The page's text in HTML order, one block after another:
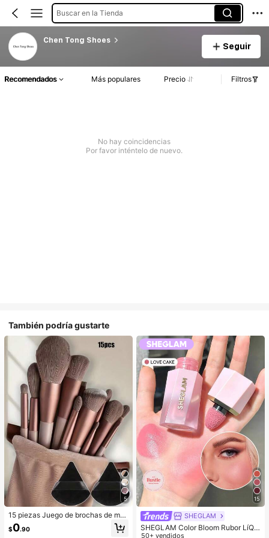
Buscar en la Tienda
Chen Tong Shoes
Seguir
Recomendados Más populares Precio Filtros
No hay coincidencias
Por favor inténtelo de nuevo.
También podría gustarte
5
15 piezas Juego de brochas de ma
quillaje, incluye 2 esponjas de maq
uillaje triangulares negras, suaves y
$0.90
15
SHEGLAM
SHEGLAM Color Bloom Rubor LíQui
do Acabado Mate-Love Cake Color
50+ vendidos